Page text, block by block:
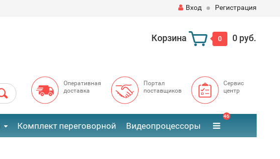
Вход Регистрация
Корзина 0 0 руб.
Оперативная
доставка
Портал
поставщиков
Сервис
центр
Комплект переговорной Видеопроцессоры
46